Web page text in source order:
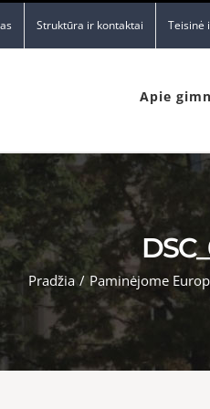
Struktūra ir kontaktai Teisinė
Apie
Pradžia / Paminėjome